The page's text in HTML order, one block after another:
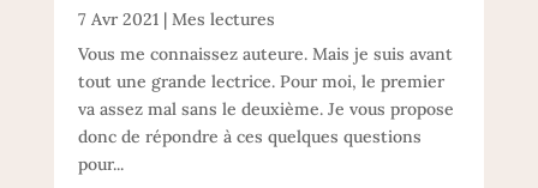
7 Avr 2021| Mes lectures
Vous me connaissez auteure. Mais je suis avant
tout une grande lectrice. Pour moi, le premier
va assez mal sans le deuxième. Je vous propose
donc de répondre à ces quelques questions
pour...